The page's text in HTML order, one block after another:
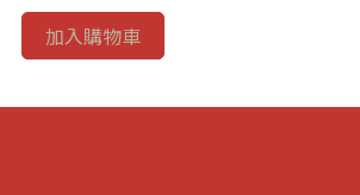
加入購物車